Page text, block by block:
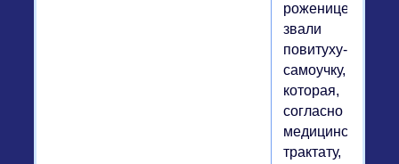
роженице
звали
повитуху-
самоучку,
которая,
согласно
медицинскому
трактату,